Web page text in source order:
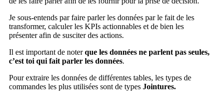
Je sous-entends par faire parler les données par le fait de les
transformer, calculer les KPIs actionnables et de bien les
présenter afin de susciter des actions.
Il est important de noterque les données ne parlent pas seules,
c’est toi qui fait parler les données.
Pour extraire les données de différentes tables, les types de
commandes les plus utilisées sont de types Jointures.